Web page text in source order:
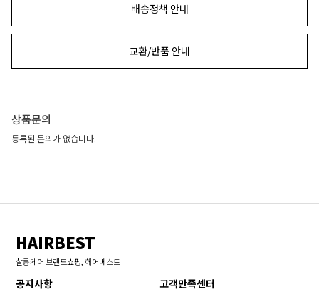
배송정책 안내
교환/반품 안내
상품문의
등록된 문의가 없습니다.
HAIRBEST
살롱케어 브랜드쇼핑, 헤어베스트
공지사항
고객만족센터